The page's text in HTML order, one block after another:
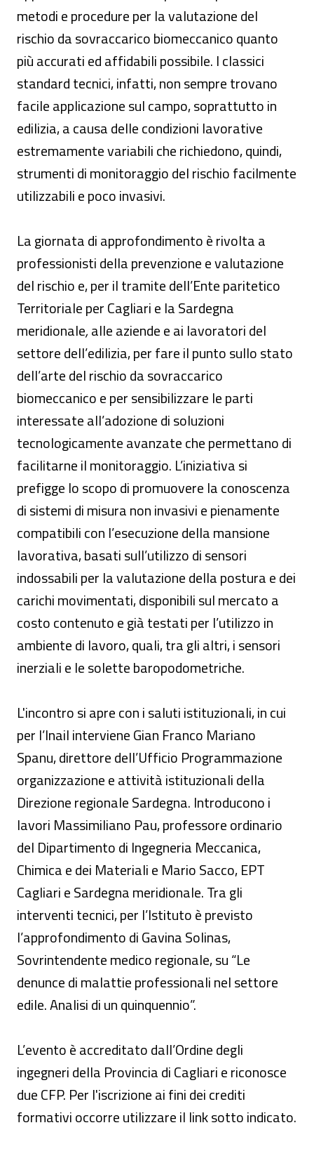
metodi e procedure per la valutazione del
rischio da sovraccarico biomeccanico quanto
più accurati ed affidabili possibile. I classici
standard tecnici, infatti, non sempre trovano
facile applicazione sul campo, soprattutto in
edilizia, a causa delle condizioni lavorative
estremamente variabili che richiedono, quindi,
strumenti di monitoraggio del rischio facilmente
utilizzabili e poco invasivi.
La giornata di approfondimento è rivolta a
professionisti della prevenzione e valutazione
del rischio e, per il tramite dell’Ente paritetico
Territoriale per Cagliari e la Sardegna
meridionale,alle aziende e ai lavoratori del
settore dell’edilizia, per fare il punto sullo stato
dell’arte del rischio da sovraccarico
biomeccanico e per sensibilizzare le parti
interessate all’adozione di soluzioni
tecnologicamente avanzate che permettano di
facilitarne il monitoraggio. L’iniziativa si
prefigge lo scopo di promuovere la conoscenza
di sistemi di misura non invasivi e pienamente
compatibili con l’esecuzione della mansione
lavorativa, basati sull’utilizzo di sensori
indossabili per la valutazione della postura e dei
carichi movimentati, disponibili sul mercato a
costo contenuto e già testati per l’utilizzo in
ambiente di lavoro, quali, tra gli altri, i sensori
inerziali e le solette baropodometriche.
L'incontro si apre con i saluti istituzionali, in cui
per l’Inail interviene Gian Franco Mariano
Spanu, direttore dell’Ufficio Programmazione
organizzazione e attività istituzionali della
Direzione regionale Sardegna. Introducono i
lavori Massimiliano Pau, professore ordinario
del Dipartimento di Ingegneria Meccanica,
Chimica e dei Materiali e Mario Sacco, EPT
Cagliari e Sardegna meridionale. Tra gli
interventi tecnici, per l’Istituto è previsto
l’approfondimento di Gavina Solinas,
Sovrintendente medico regionale, su “Le
denunce di malattie professionali nel settore
edile. Analisi di un quinquennio”.
L’evento è accreditato dall’Ordine degli
ingegneri della Provincia di Cagliari e riconosce
due CFP. Per l'iscrizione ai fini dei crediti
formativi occorre utilizzare il link sotto indicato.